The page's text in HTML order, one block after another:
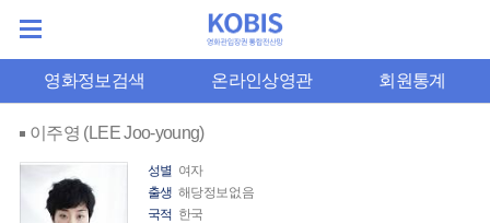
영화정보검색 온라인상영관 회원통계
이주영 (LEE Joo-young)
성별 여자
출생 해당정보없음
국적 한국